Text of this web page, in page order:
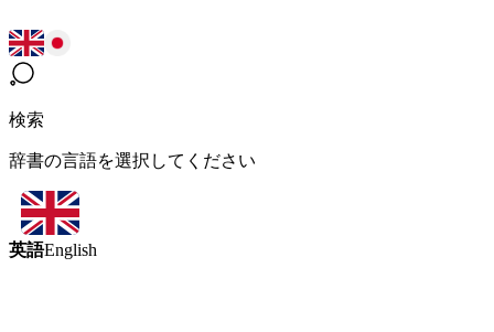
検索
辞書の言語を選択してください
英語English